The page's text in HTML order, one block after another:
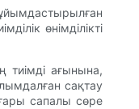
өнімділікті
тиімді ағынына,
сақтау
сапалы сөре